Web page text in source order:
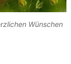
Wünschen